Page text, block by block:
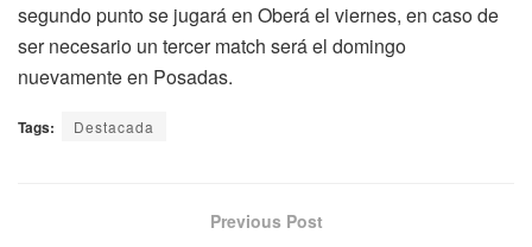
segundo punto se jugará en Oberá el viernes, en caso de
ser necesario un tercer match será el domingo
nuevamente en Posadas.
Tags: Destacada
Previous Post